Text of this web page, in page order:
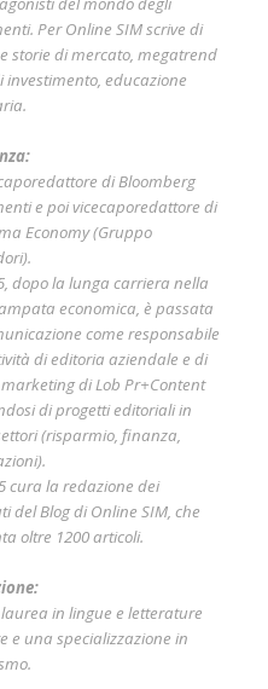
Per Online SIM scrive di
storie di mercato, megatrend
investimento, educazione
di Bloomberg
e poi vicecaporedattore di
Economy (Gruppo
dopo la lunga carriera nella
economica, è passata
come responsabile
di editoria aziendale e di
di Lob Pr+Content
di progetti editoriali in
(risparmio, finanza,
cura la redazione dei
del Blog di Online SIM, che
oltre 1200 articoli.
in lingue e letterature
e una specializzazione in